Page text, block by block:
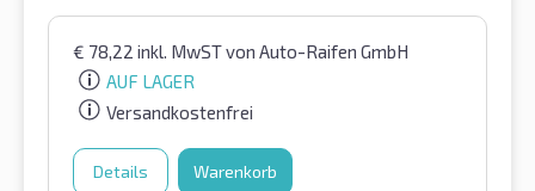
€ 78,22 inkl. MwSTvon Auto-Raifen GmbH
AUF LAGER
Versandkostenfrei
Details Warenkorb